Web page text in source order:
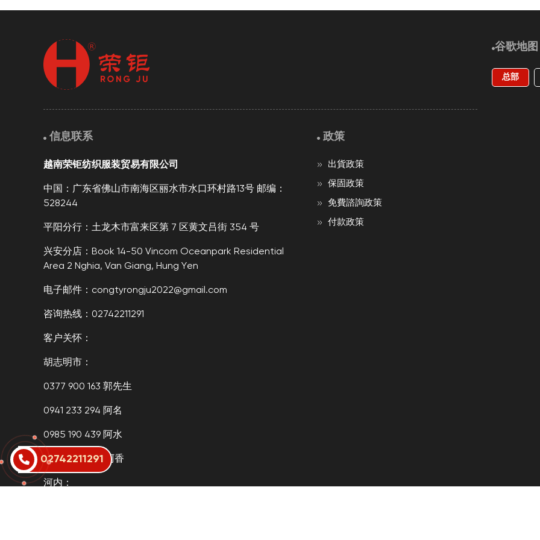
信息联系
越南荣钜纺织服装贸易有限公司
中国：广东省佛山市南海区丽水市水口环村路13号 邮编：
528244
平阳分行：土龙木市富来区第 7 区黄文吕街 354 号
兴安分店：Book 14-50 Vincom Oceanpark Residential
Area 2 Nghia, Van Giang, Hung Yen
电子邮件：congtyrongju2022@gmail.com
咨询热线：02742211291
客户关怀：
胡志明市：
0377 900 163 郭先生
0941 233 294 阿名
0985 190 439 阿水
0985 244 481 阿香
河内：
政策
出貨政策
保固政策
免費諮詢政策
付款政策
谷歌地图
总部
02742211291